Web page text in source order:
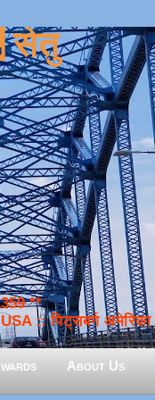
सेतु
**
पिट्सबर्ग अमेरिका से
About Us